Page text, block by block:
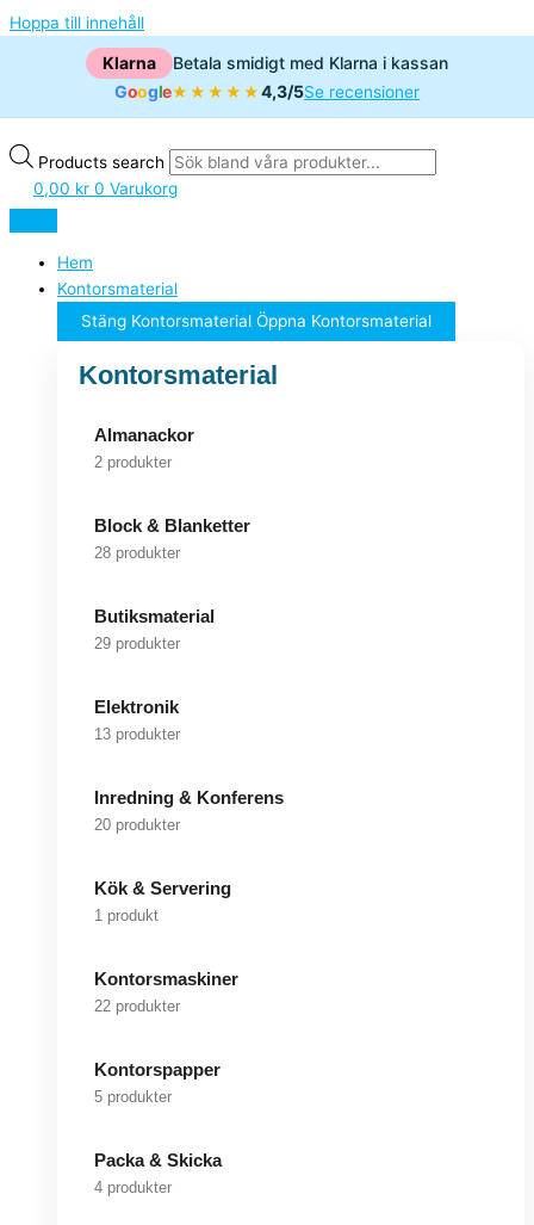
Hoppa till innehåll
Klarna
Betala smidigt med Klarna i kassan
Google★★★★★4,3/5Se recensioner
Products search
0,00 kr 0 Varukorg
Hem
Kontorsmaterial
Stäng Kontorsmaterial Öppna Kontorsmaterial
Kontorsmaterial
Almanackor
2 produkter
Block & Blanketter
28 produkter
Butiksmaterial
29 produkter
Elektronik
13 produkter
Inredning & Konferens
20 produkter
Kök & Servering
1 produkt
Kontorsmaskiner
22 produkter
Kontorspapper
5 produkter
Packa & Skicka
4 produkter